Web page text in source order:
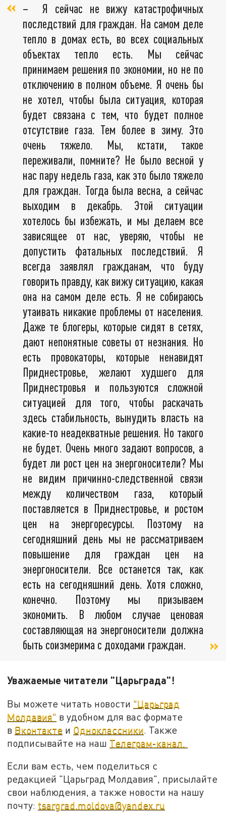
– Я сейчас не вижу катастрофичных
последствий для граждан. На самом деле
тепло в домах есть, во всех социальных
объектах тепло есть. Мы сейчас
принимаем решения по экономии, но не по
отключению в полном объеме. Я очень бы
не хотел, чтобы была ситуация, которая
будет связана с тем, что будет полное
отсутствие газа. Тем более в зиму. Это
очень тяжело. Мы, кстати, такое
переживали, помните? Не было весной у
нас пару недель газа, как это было тяжело
для граждан. Тогда была весна, а сейчас
выходим в декабрь. Этой ситуации
хотелось бы избежать, и мы делаем все
зависящее от нас, уверяю, чтобы не
допустить фатальных последствий. Я
всегда заявлял гражданам, что буду
говорить правду, как вижу ситуацию, какая
она на самом деле есть. Я не собираюсь
утаивать никакие проблемы от населения.
Даже те блогеры, которые сидят в сетях,
дают непонятные советы от незнания. Но
есть провокаторы, которые ненавидят
Приднестровье, желают худшего для
Приднестровья и пользуются сложной
ситуацией для того, чтобы раскачать
здесь стабильность, вынудить власть на
какие-то неадекватные решения. Но такого
не будет. Очень много задают вопросов, а
будет ли рост цен на энергоносители? Мы
не видим причинно-следственной связи
между количеством газа, который
поставляется в Приднестровье, и ростом
цен на энергоресурсы. Поэтому на
сегодняшний день мы не рассматриваем
повышение для граждан цен на
энергоносители. Все останется так, как
есть на сегодняшний день. Хотя сложно,
конечно. Поэтому мы призываем
экономить. В любом случае ценовая
составляющая на энергоносители должна
быть соизмерима с доходами граждан.
Уважаемые читатели "Царьграда"!
Вы можете читать новости "Царьград
Молдавия" в удобном для вас формате
в Вконтакте и Одноклассники. Также
подписывайте на наш Телеграм-канал.
Если вам есть, чем поделиться с
редакцией "Царьград Молдавия", присылайте
свои наблюдения, а также новости на нашу
почту: tsargrad.moldova@yandex.ru